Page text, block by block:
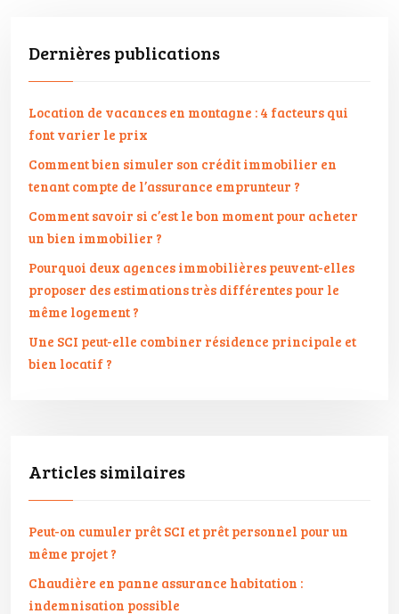
Dernières publications
Location de vacances en montagne : 4 facteurs qui
font varier le prix
Comment bien simuler son crédit immobilier en
tenant compte de l’assurance emprunteur ?
Comment savoir si c’est le bon moment pour acheter
un bien immobilier ?
Pourquoi deux agences immobilières peuvent-elles
proposer des estimations très différentes pour le
même logement ?
Une SCI peut-elle combiner résidence principale et
bien locatif ?
Articles similaires
Peut-on cumuler prêt SCI et prêt personnel pour un
même projet ?
Chaudière en panne assurance habitation :
indemnisation possible